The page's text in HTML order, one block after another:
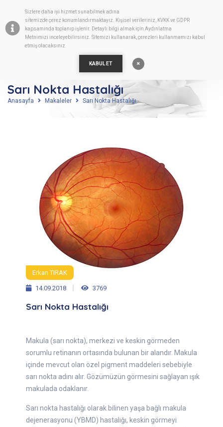
Sizlere daha iyi hizmet sunabilmek adına
sitemizdeçerez konumlandırmaktayız. Kişisel verileriniz, KVKK ve GDPR
kapsamında toplanıp işlenir. Detaylı bilgi almak için Aydınlatma
Metnimizi inceleyebilirsiniz. Sitemizi kullanarak, çerezleri kullanmamızı kabul
etmiş olacaksınız.
KABUL ET
Sarı Nokta Hastalığı
Anasayfa Makaleler Sarı Nokta Hastalığı
Erkan TIRAK
14.09.2018 3769
Sarı Nokta Hastalığı
Makula (sarı nokta), merkezi ve keskin görmeden
sorumlu retinanın ortasında bulunan bir alandır. Makula
içinde mevcut olan özel pigment maddeleri sebebiyle
sarı nokta adını alır. Gözümüzün görmesini sağlayan ışık
makulada odaklanır.
Sarı nokta hastalığı olarak bilinen yaşa bağlı makula
dejenerasyonu (YBMD) hastalığı, keskin görmeyi